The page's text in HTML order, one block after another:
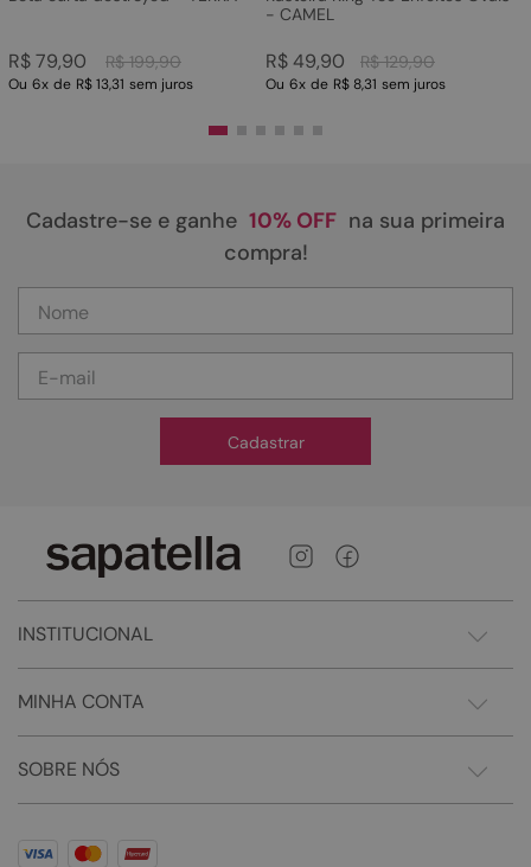
R$ 199,90
R$79,90
Ou 6x de R$ 13,31 sem juros
- CAMEL
R$ 129,90
R$49,90
Ou 6x de R$ 8,31 sem juros
Cadastre-se e ganhe 10% OFF na sua primeira
compra!
Cadastrar
INSTITUCIONAL
MINHA CONTA
SOBRE NÓS